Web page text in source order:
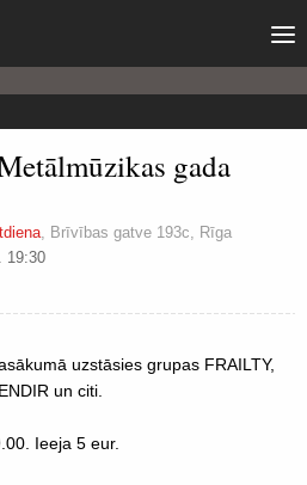
gada
, Brīvības gatve 193c, Rīga
19:30
uzstāsies grupas FRAILTY,
un citi.
Ieeja 5 eur.